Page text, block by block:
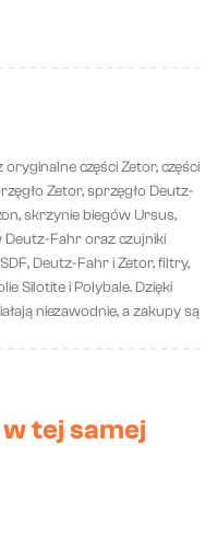
części Zetor, części
Zetor, sprzęgło Deutz-
skrzynie biegów Ursus,
Fahr oraz czujniki
Deutz-Fahr i Zetor, filtry,
Silotite i Polybale. Dzięki
niezawodnie, a zakupy są
tej samej